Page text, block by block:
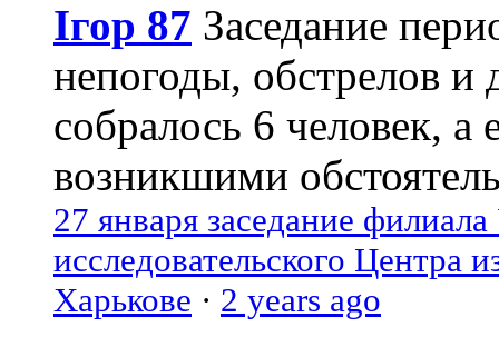
Ігор 87 Заседание
непогоды, обстрелов и
собралось 6 человек, а
возникшими
27 января заседание
исследовательского Центра
Харькове · 2 years ago